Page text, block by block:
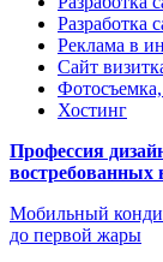
Разработка
Реклама в
Сайт
Хостинг
Профессия
востребованных
Мобильный
до первой жары